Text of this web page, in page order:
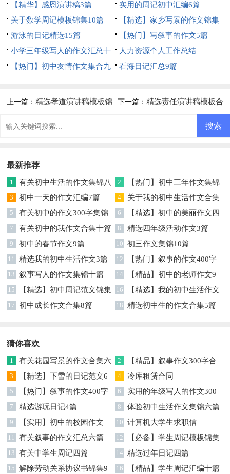
【精华】感恩演讲稿3篇
实用的周记初中汇编6篇
关于数学周记模板锦集10篇
【精选】家乡写景的作文锦集
5篇
游泳的日记精选15篇
【热门】写叙事的作文5篇
小学三年级写人的作文汇总十
篇
人力资源个人工作总结
【热门】初中友情作文集合九
看海日记汇总9篇
上一篇：精选孝道演讲稿模板锦 下一篇： 精选责任演讲稿模板合
最新推荐
1
有关初中生活的作文集锦八
篇
2
【热门】初中三年作文集锦
六篇
3 初中一天的作文汇编7篇 4
关于我的初中生活作文合集
七篇
5
有关初中的作文300字集锦
七篇
6
【精选】初中的美丽作文四
篇
7 有关初中的我作文合集十篇 8 精选四年级活动作文3篇
9 初中的春节作文9篇 10 初三作文集锦10篇
11 精选我的初中生活作文3篇 12
【热门】叙事的作文400字
集锦7篇
13 叙事写人的作文集锦十篇 14
【精品】初中的老师作文9
篇
15
【精选】初中周记范文锦集
9篇
16
【精选】我的初中生活作文
汇编八篇
17 初中成长作文合集8篇 18 精选初中生的作文合集5篇
猜你喜欢
1
有关花园写景的作文合集六
篇
2
【精品】叙事作文300字合
集5篇
3
【精选】下雪的日记范文6
篇
4 冷库租赁合同
5
【热门】叙事的作文400字
合集9篇
6
实用的年级写人的作文300
字合集九篇
7 精选游玩日记4篇 8 体验初中生活作文集锦六篇
9
【实用】初中的校园作文
300字汇总7篇
10 计算机大学生求职信
11 有关叙事的作文汇总六篇 12
【必备】学生周记模板锦集
五篇
13 有关中学生周记四篇 14 精选过年日记四篇
15 解除劳动关系协议书锦集9 16 【精品】学生周记汇编十篇